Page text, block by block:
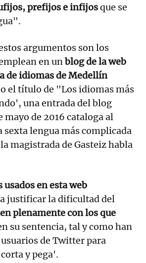
prefijos e infijosque se
argumentos son los
en unblog de la web
de idiomas de Medellín
el título de "Los idiomas más
una entrada del blog
mayo de 2016 cataloga al
sexta lengua más complicada
magistrada de Gasteiz habla
en esta web
justificar la dificultad del
plenamente con los que
su sentencia, tal y como han
de Twitter para
y pega'.